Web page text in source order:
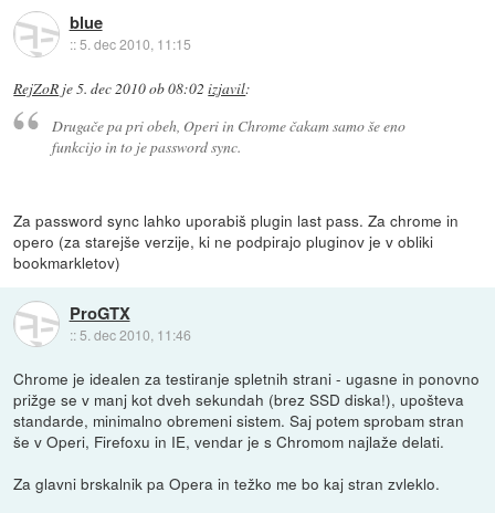
blue
::5. dec 2010, 11:15
RejZoR je5. dec 2010 ob 08:02 izjavil:
Drugače pa pri obeh, Operi in Chrome čakam samo še eno
funkcijo in to je password sync.
Za password sync lahko uporabiš plugin last pass. Za chrome in
opero (za starejše verzije, ki ne podpirajo pluginov je v obliki
bookmarkletov)
ProGTX
:: 5. dec 2010, 11:46
Chrome je idealen za testiranje spletnih strani - ugasne in ponovno
prižge se v manj kot dveh sekundah (brez SSD diska!), upošteva
standarde, minimalno obremeni sistem. Saj potem sprobam stran
še v Operi, Firefoxu in IE, vendar je s Chromom najlaže delati.
Za glavni brskalnik pa Opera in težko me bo kaj stran zvleklo.